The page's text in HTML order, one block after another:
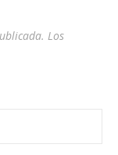
Los